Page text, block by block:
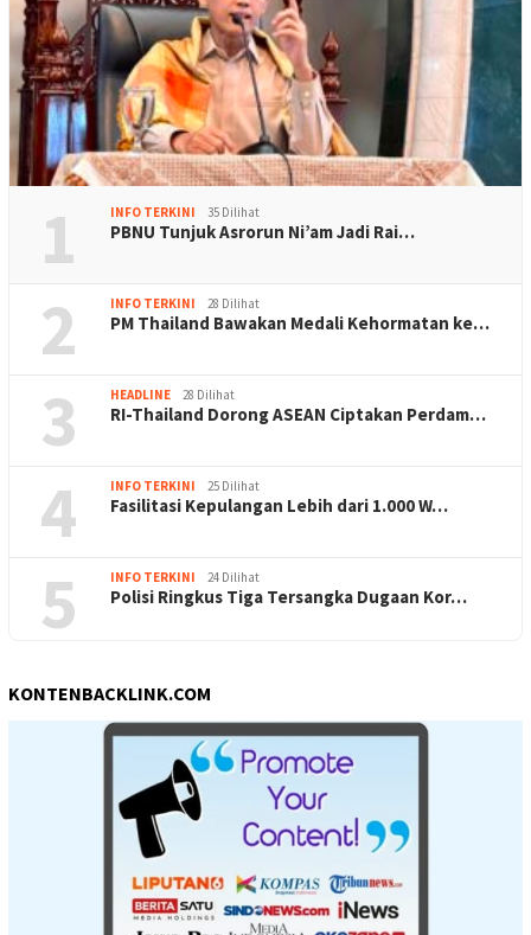
1 INFO TERKINI 35 Dilihat
PBNU Tunjuk Asrorun Ni’am Jadi Rai…
2 INFO TERKINI 28 Dilihat
PM Thailand Bawakan Medali Kehormatan ke…
3 HEADLINE 28 Dilihat
RI-Thailand Dorong ASEAN Ciptakan Perdam…
4 INFO TERKINI 25 Dilihat
Fasilitasi Kepulangan Lebih dari 1.000 W…
5 INFO TERKINI 24 Dilihat
Polisi Ringkus Tiga Tersangka Dugaan Kor…
KONTENBACKLINK.COM